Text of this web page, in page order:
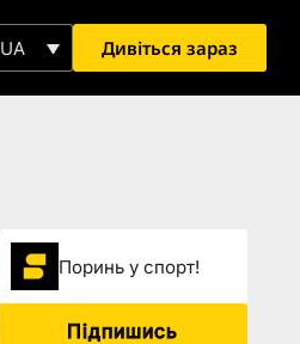
UA Дивіться зараз
Поринь у спорт!
Підпишись